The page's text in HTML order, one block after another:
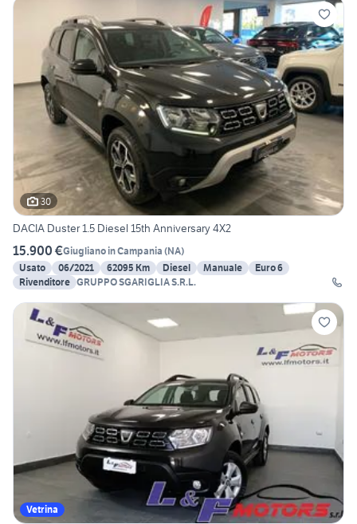
30
DACIA Duster 1.5 Diesel 15th Anniversary 4X2
15.900 €Giugliano in Campania (NA)
Usato
06/2021 62095 Km Diesel Manuale
Euro 6
Rivenditore GRUPPO SGARIGLIA S.R.L.
Vetrina